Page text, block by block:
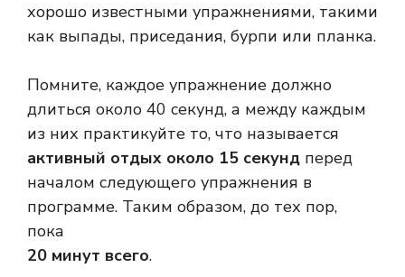
хорошо известными упражнениями, такими
как выпады, приседания, бурпи или планка.
Помните, каждое упражнение должно
длиться около 40 секунд, а между каждым
из них практикуйте то, что называется
активный отдых около 15 секунд перед
началом следующего упражнения в
программе. Таким образом, до тех пор,
пока
20 минут всего.